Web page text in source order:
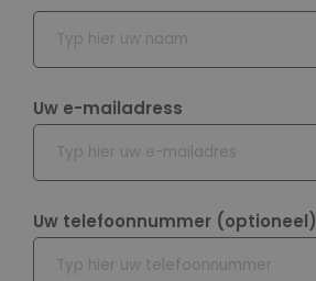
Uw e-mailadress
Uw telefoonnummer (optioneel)